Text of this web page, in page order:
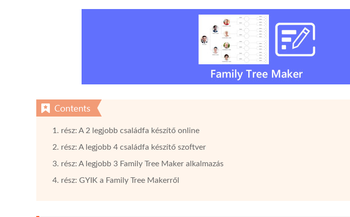
1. rész: A 2 legjobb családfa készítő online
2. rész: A legjobb 4 családfa készítő szoftver
3. rész: A legjobb 3 Family Tree Maker alkalmazás
4. rész: GYIK a Family Tree Makerről